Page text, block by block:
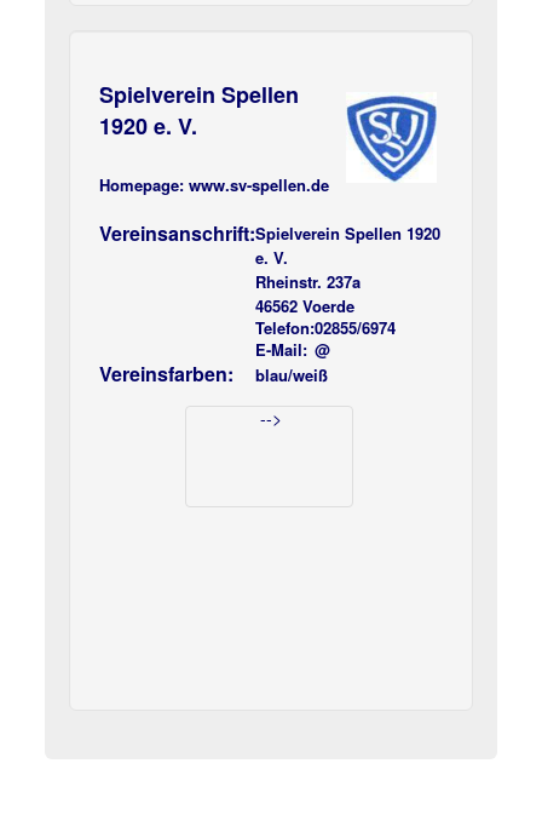
Spielverein Spellen
1920 e. V.
Homepage:www.sv-spellen.de
Vereinsanschrift:Spielverein Spellen 1920
e. V.
Rheinstr. 237a
46562 Voerde
Telefon:
E-Mail:
02855/6974
@
Vereinsfarben: blau/weiß
-->